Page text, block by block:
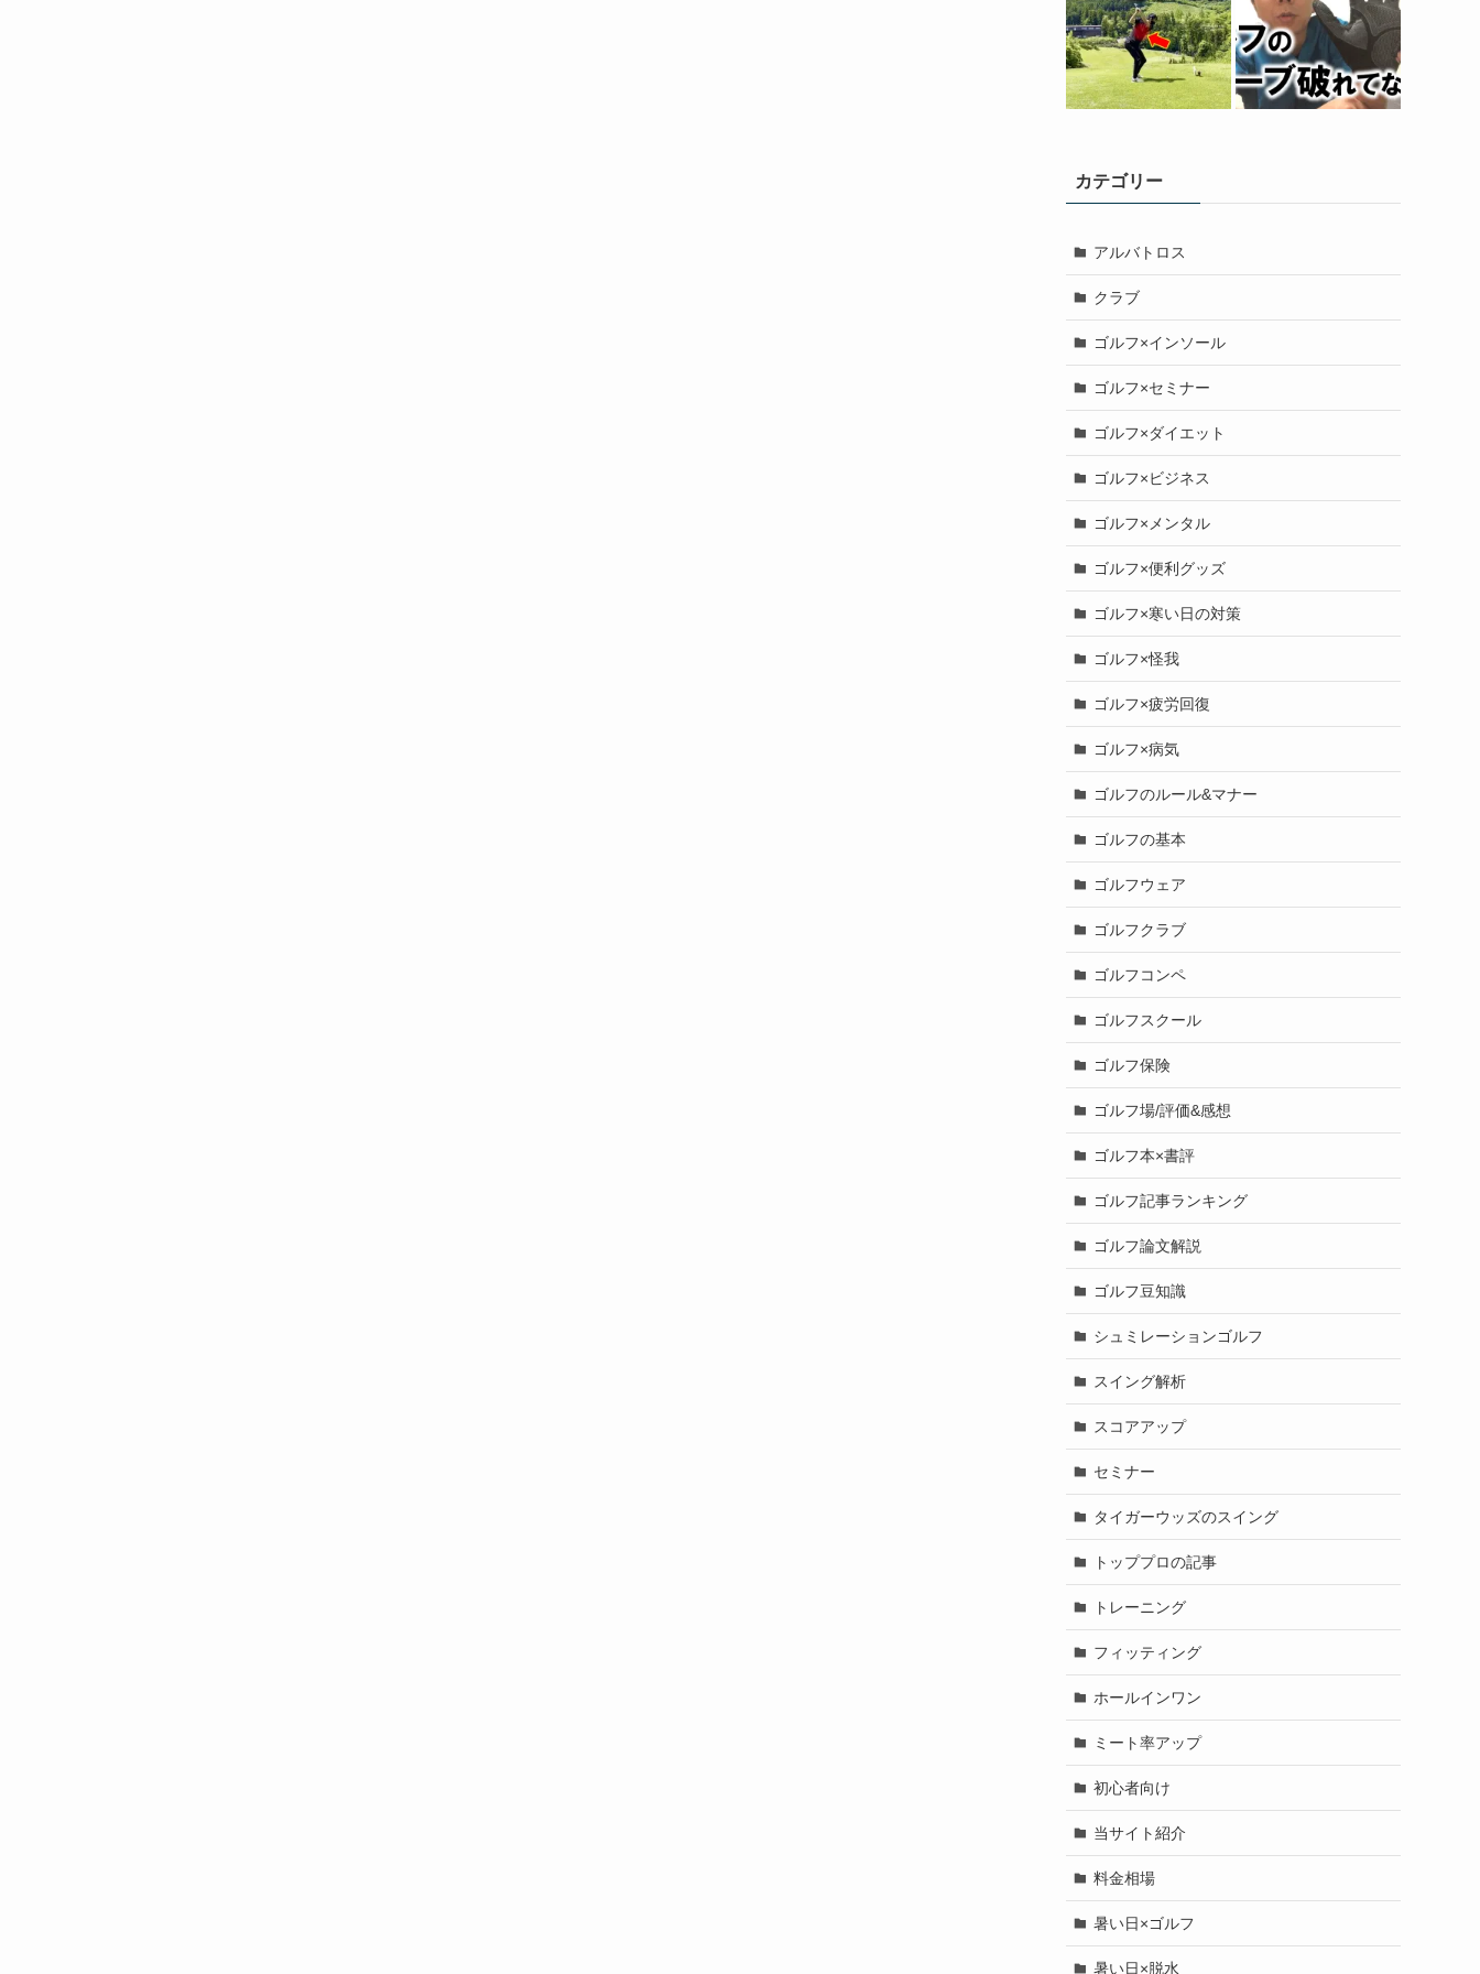
カテゴリー
アルバトロス
クラブ
ゴルフ×インソール
ゴルフ×セミナー
ゴルフ×ダイエット
ゴルフ×ビジネス
ゴルフ×メンタル
ゴルフ×便利グッズ
ゴルフ×寒い日の対策
ゴルフ×怪我
ゴルフ×疲労回復
ゴルフ×病気
ゴルフのルール&マナー
ゴルフの基本
ゴルフウェア
ゴルフクラブ
ゴルフコンペ
ゴルフスクール
ゴルフ保険
ゴルフ場/評価&感想
ゴルフ本×書評
ゴルフ記事ランキング
ゴルフ論文解説
ゴルフ豆知識
シュミレーションゴルフ
スイング解析
スコアアップ
セミナー
タイガーウッズのスイング
トッププロの記事
トレーニング
フィッティング
ホールインワン
ミート率アップ
初心者向け
当サイト紹介
料金相場
暑い日×ゴルフ
暑い日×脱水